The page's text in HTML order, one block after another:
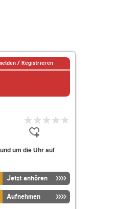
/ Registrieren
um die Uhr auf
Jetzt anhören
Aufnehmen